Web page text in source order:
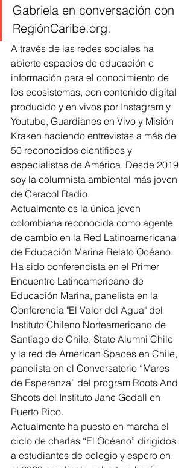
Gabriela en conversación con
RegiónCaribe.org.
A través de las redes sociales ha
abierto espacios de educación e
información para el conocimiento de
los ecosistemas, con contenido digital
producido y en vivos por Instagram y
Youtube, Guardianes en Vivo y Misión
Kraken haciendo entrevistas a más de
50 reconocidos científicos y
especialistas de América. Desde 2019
soy la columnista ambiental más joven
de Caracol Radio.
Actualmente es la única joven
colombiana reconocida como agente
de cambio en la Red Latinoamericana
de Educación Marina Relato Océano.
Ha sido conferencista en el Primer
Encuentro Latinoamericano de
Educación Marina, panelista en la
Conferencia "El Valor del Agua" del
Instituto Chileno Norteamericano de
Santiago de Chile, State Alumni Chile
y la red de American Spaces en Chile,
panelista en el Conversatorio “Mares
de Esperanza” del program Roots And
Shoots del Instituto Jane Godall en
Puerto Rico.
Actualmente ha puesto en marcha el
ciclo de charlas “El Océano” dirigidos
a estudiantes de colegio y espero en